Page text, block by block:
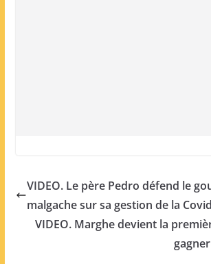
VIDEO. Le père Pedro défend le
malgache sur sa gestion de la Covid
VIDEO. Marghe devient la